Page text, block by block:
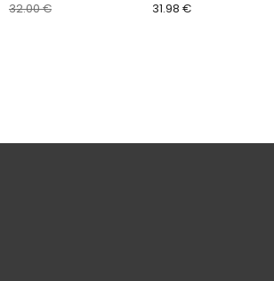
32.00 €
bit)
31.98 €